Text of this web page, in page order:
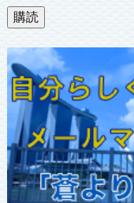
ル
ア
ド
レ
ス
購読